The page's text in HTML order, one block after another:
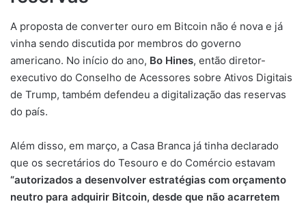
A proposta de converter ouro em Bitcoin não é nova e já
vinha sendo discutida por membros do governo
americano. No início do ano, Bo Hines, então diretor-
executivo do Conselho de Acessores sobre Ativos Digitais
de Trump, também defendeu a digitalização das reservas
do país.
Além disso, em março, a Casa Branca já tinha declarado
que os secretários do Tesouro e do Comércio estavam
“autorizados a desenvolver estratégias com orçamento
neutro para adquirir Bitcoin, desde que não acarretem